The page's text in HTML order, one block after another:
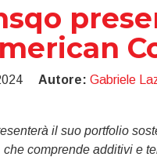
Autore: Gabriele
il suo portfolio
che comprende additivi e